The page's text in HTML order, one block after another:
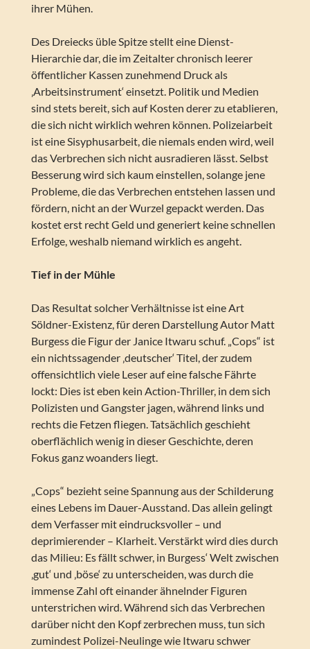
ihrer Mühen.
Des Dreiecks üble Spitze stellt eine Dienst-
Hierarchie dar, die im Zeitalter chronisch leerer
öffentlicher Kassen zunehmend Druck als
‚Arbeitsinstrument‘ einsetzt. Politik und Medien
sind stets bereit, sich auf Kosten derer zu etablieren,
die sich nicht wirklich wehren können. Polizeiarbeit
ist eine Sisyphusarbeit, die niemals enden wird, weil
das Verbrechen sich nicht ausradieren lässt. Selbst
Besserung wird sich kaum einstellen, solange jene
Probleme, die das Verbrechen entstehen lassen und
fördern, nicht an der Wurzel gepackt werden. Das
kostet erst recht Geld und generiert keine schnellen
Erfolge, weshalb niemand wirklich es angeht.
Tief in der Mühle
Das Resultat solcher Verhältnisse ist eine Art
Söldner-Existenz, für deren Darstellung Autor Matt
Burgess die Figur der Janice Itwaru schuf. „Cops“ ist
ein nichtssagender ‚deutscher‘ Titel, der zudem
offensichtlich viele Leser auf eine falsche Fährte
lockt: Dies ist eben kein Action-Thriller, in dem sich
Polizisten und Gangster jagen, während links und
rechts die Fetzen fliegen. Tatsächlich geschieht
oberflächlich wenig in dieser Geschichte, deren
Fokus ganz woanders liegt.
„Cops“ bezieht seine Spannung aus der Schilderung
eines Lebens im Dauer-Ausstand. Das allein gelingt
dem Verfasser mit eindrucksvoller – und
deprimierender – Klarheit. Verstärkt wird dies durch
das Milieu: Es fällt schwer, in Burgess‘ Welt zwischen
‚gut‘ und ‚böse‘ zu unterscheiden, was durch die
immense Zahl oft einander ähnelnder Figuren
unterstrichen wird. Während sich das Verbrechen
darüber nicht den Kopf zerbrechen muss, tun sich
zumindest Polizei-Neulinge wie Itwaru schwer